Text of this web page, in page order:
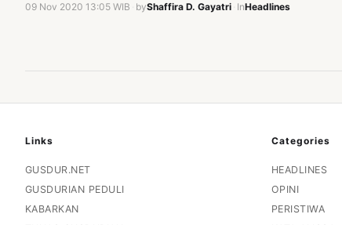
09 Nov 2020 13:05 WIB byShaffira D. Gayatri InHeadlines
Links
GUSDUR.NET
GUSDURIAN PEDULI
KABARKAN
Categories
HEADLINES
OPINI
PERISTIWA